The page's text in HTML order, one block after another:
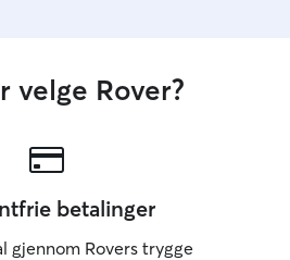
velge Rover?
betalinger
gjennom Rovers trygge